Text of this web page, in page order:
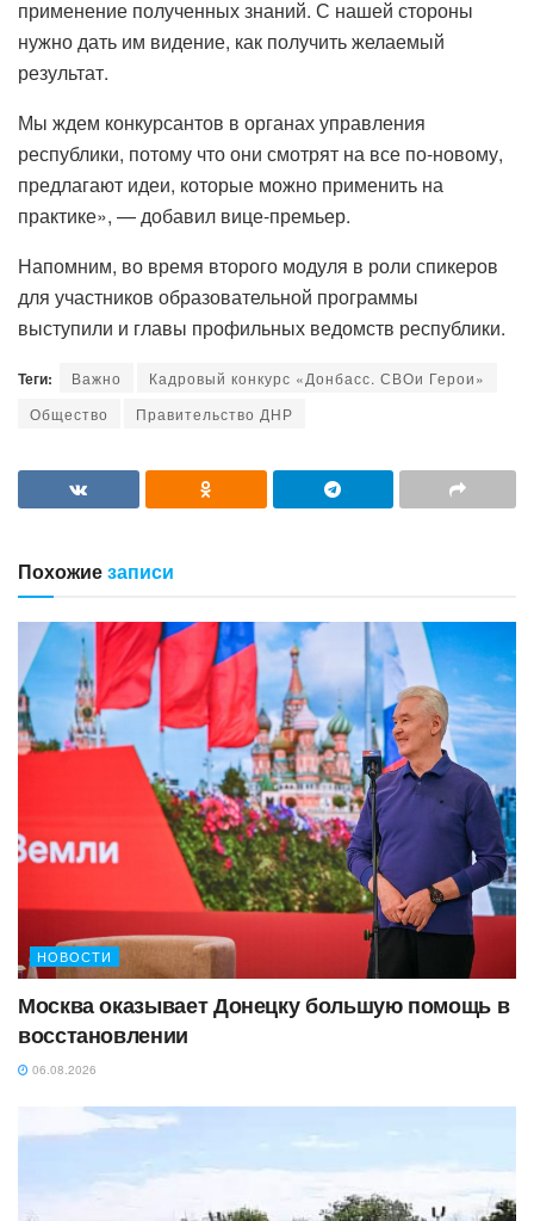
применение полученных знаний. С нашей стороны
нужно дать им видение, как получить желаемый
результат.
Мы ждем конкурсантов в органах управления
республики, потому что они смотрят на все по-новому,
предлагают идеи, которые можно применить на
практике», — добавил вице-премьер.
Напомним, во время второго модуля в роли спикеров
для участников образовательной программы
выступили и главы профильных ведомств республики.
Теги: Важно
Кадровый конкурс «Донбасс. СВОи Герои»
Общество
Правительство ДНР
Похожиезаписи
НОВОСТИ
Москва оказывает Донецку большую помощь в
восстановлении
06.08.2026